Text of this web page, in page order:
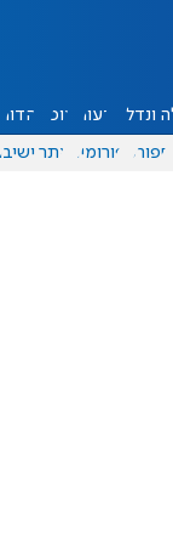
ונדל"ן דעות אוכל יהדות
ספורט פורומים אתר ישיבה